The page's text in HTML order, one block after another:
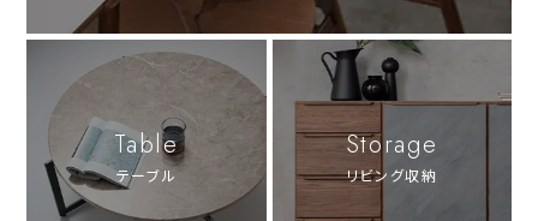
Table
テーブル
Storage
リビング収納